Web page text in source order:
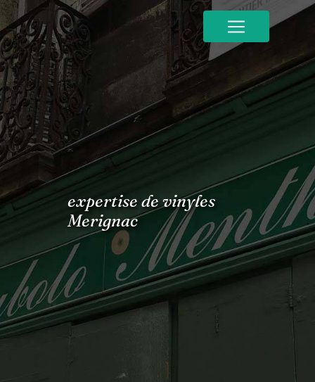
expertise de vinyles
Merignac
Panneau de gestion des cookies